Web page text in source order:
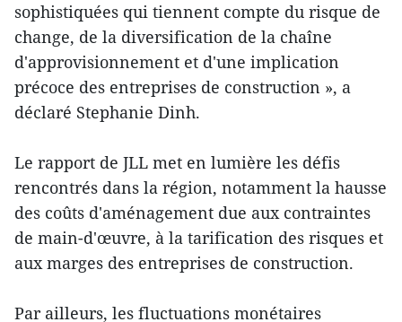
sophistiquées qui tiennent compte du risque de
change, de la diversification de la chaîne
d'approvisionnement et d'une implication
précoce des entreprises de construction », a
déclaré Stephanie Dinh.
Le rapport de JLL met en lumière les défis
rencontrés dans la région, notamment la hausse
des coûts d'aménagement due aux contraintes
de main-d'œuvre, à la tarification des risques et
aux marges des entreprises de construction.
Par ailleurs, les fluctuations monétaires